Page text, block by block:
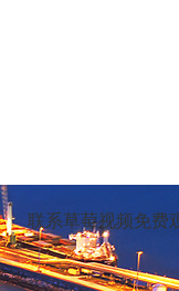
联系草莓视频免费